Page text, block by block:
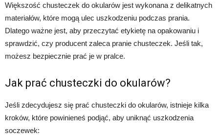
Większość chusteczek do okularów jest wykonana z delikatnych
materiałów, które mogą ulec uszkodzeniu podczas prania.
Dlatego ważne jest, aby przeczytać etykietę na opakowaniu i
sprawdzić, czy producent zaleca pranie chusteczek. Jeśli tak,
możesz bezpiecznie prać je w pralce.
Jak prać chusteczki do okularów?
Jeśli zdecydujesz się prać chusteczki do okularów, istnieje kilka
kroków, które powinieneś podjąć, aby uniknąć uszkodzenia
soczewek: